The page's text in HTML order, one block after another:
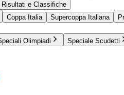
Risultati e Classifiche
Coppa Italia Supercoppa Italiana
Olimpiadi Speciale Scudetti